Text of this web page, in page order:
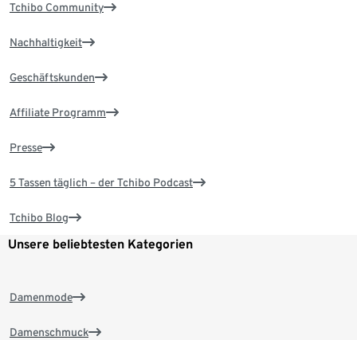
Tchibo Community
Nachhaltigkeit
Geschäftskunden
Affiliate Programm
Presse
5 Tassen täglich – der Tchibo Podcast
Tchibo Blog
Unsere beliebtesten Kategorien
Damenmode
Damenschmuck